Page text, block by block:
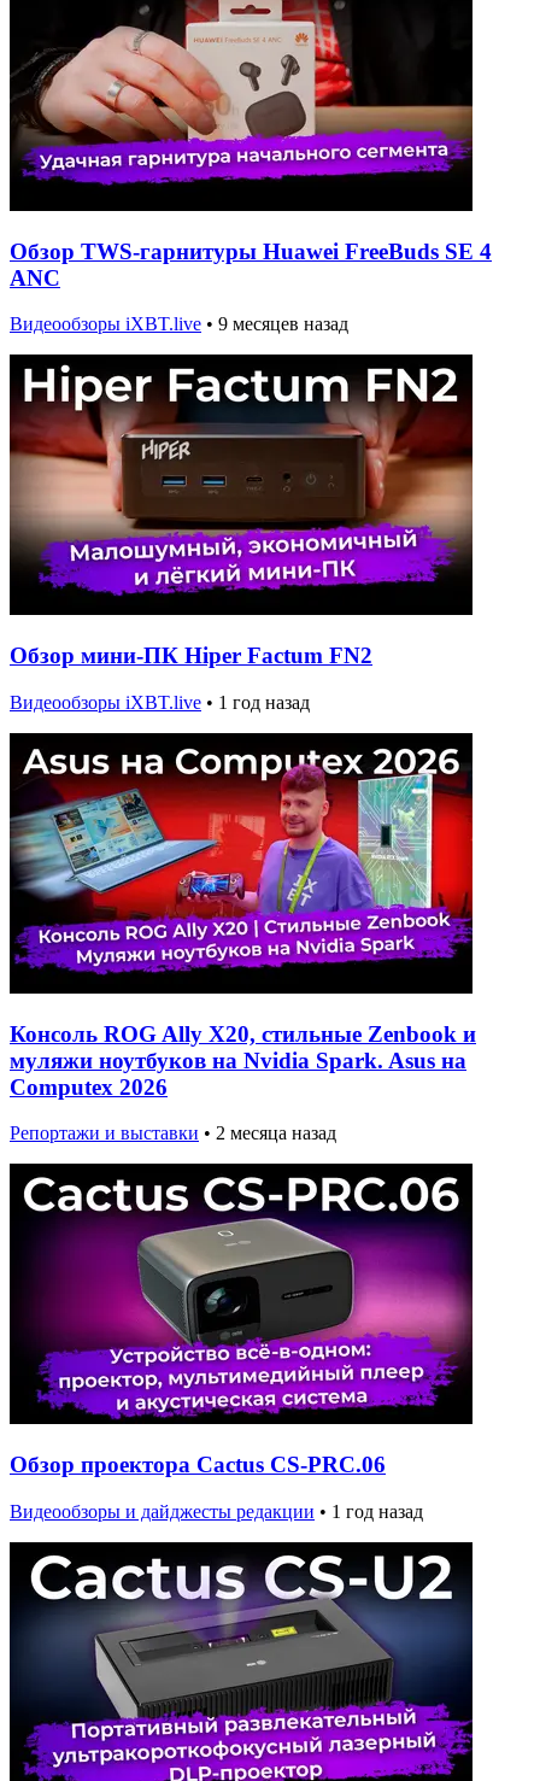
Обзор TWS-гарнитуры Huawei FreeBuds SE 4
ANC
Видеообзоры iXBT.live • 9 месяцев назад
Обзор мини-ПК Hiper Factum FN2
Видеообзоры iXBT.live • 1 год назад
Консоль ROG Ally X20, стильные Zenbook и
муляжи ноутбуков на Nvidia Spark. Asus на
Computex 2026
Репортажи и выставки • 2 месяца назад
Обзор проектора Cactus CS-PRC.06
Видеообзоры и дайджесты редакции • 1 год назад